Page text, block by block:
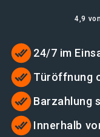
4,9
24/7 im
Türöffnung
Barzahlung
Innerhalb